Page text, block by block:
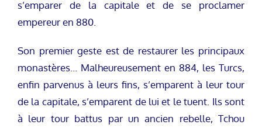
s’emparer de la capitale et de se proclamer
empereur en 880.
Son premier geste est de restaurer les principaux
monastères… Malheureusement en 884, les Turcs,
enfin parvenus à leurs fins, s’emparent à leur tour
de la capitale, s’emparent de lui et le tuent. Ils sont
à leur tour battus par un ancien rebelle, Tchou